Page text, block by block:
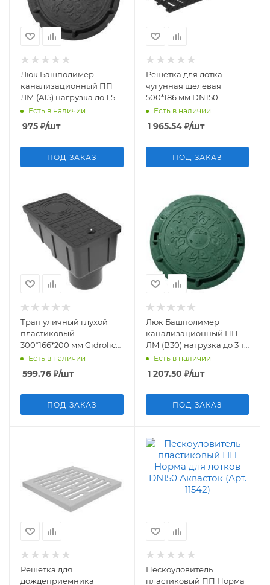
Люк Башполимер
канализационный ПП
ЛМ (А15) нагрузка до 1,5 т,
черный
Есть в наличии
975 ₽/шт
ПОД ЗАКАЗ
Решетка для лотка
чугунная щелевая
500*186 мм DN150
Gidrolica Standart (Арт.
Есть в наличии
1 965.54 ₽/шт
ПОД ЗАКАЗ
Трап уличный глухой
пластиковый
300*166*200 мм Gidrolica
Rain (Арт. 28135)
Есть в наличии
599.76 ₽/шт
ПОД ЗАКАЗ
Люк Башполимер
канализационный ПП
ЛМ (B30) нагрузка до 3 т,
зеленый
Есть в наличии
1 207.50 ₽/шт
ПОД ЗАКАЗ
Решетка для
дождеприемника
Пескоуловитель
пластиковый ПП Норма